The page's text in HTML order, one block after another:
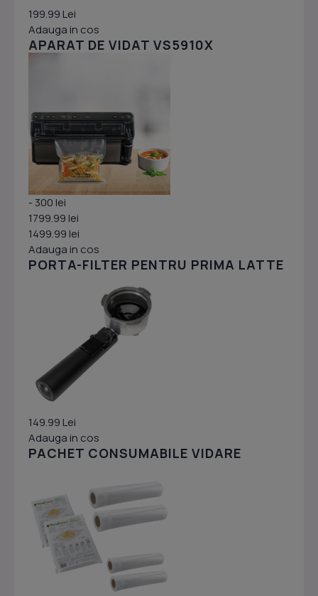
199.99 Lei
Adauga in cos
APARAT DE VIDAT VS5910X
- 300 lei
1799.99 lei
1499.99 lei
Adauga in cos
PORTA-FILTER PENTRU PRIMA LATTE
149.99 Lei
Adauga in cos
PACHET CONSUMABILE VIDARE